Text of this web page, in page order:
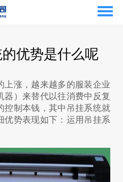
优势是什么呢
涨，越来越多的服装企业
器）来替代以往消费中反复
控制本钱，其中吊挂系统就
优势表现如下：运用吊挂系